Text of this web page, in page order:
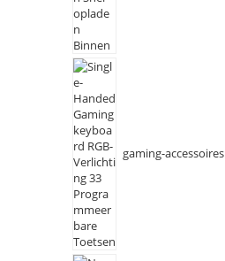
gaming-accessoires